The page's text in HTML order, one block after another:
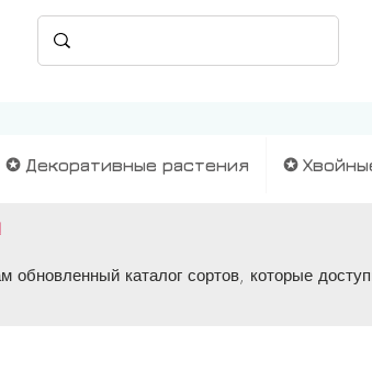
✪ Декоративные растения ✪
каталог сортов, которые